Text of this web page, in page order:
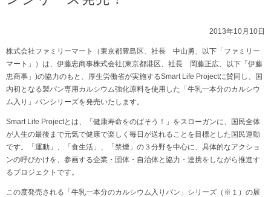
2013年10月10日
株式会社ファミリーマート（東京都豊島区、社長 中山勇、以下「ファミリー
マート」）は、伊藤忠商事株式会社(東京都港区、社長 岡藤正広、以下「伊藤
忠商事」)の協力のもと、厚生労働省が実施するSmart Life Projectに賛同し、国
内初となる製パン専用カルシウム強化原料を使用した「牛乳一本分のカルシウ
ム入り」パンシリーズを発売いたします。
Smart Life Projectとは、「健康寿命をのばそう！」をスローガンに、国民全体
が人生の最後まで元気で健康で楽しく毎日が送れることを目標とした国民運動
です。「運動」、「食生活」、「禁煙」の３分野を中心に、具体的なアクショ
ンの呼びかけを、参画する企業・団体・自治体と協力・連携をしながら推進す
るプロジェクトです。
この度発売される「牛乳一本分のカルシウム入りパン」シリーズ（※１）の展